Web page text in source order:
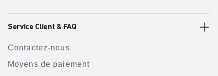
Service Client & FAQ
Contactez-nous
Moyens de paiement